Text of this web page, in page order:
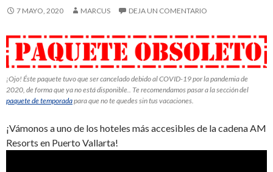
7 MAYO, 2020 MARCUS DEJA UN COMENTARIO
¡Ojo! Éste paquete tuvo que ser cancelado debido al COVID-19 por la pandemia de
2020, de forma que ya no está disponible.. Te recomendamos pasar a la sección del
paquete de temporadapara que no te quedes sin tus vacaciones.
¡Vámonos a uno de los hoteles más accesibles de la cadena AM
Resorts en Puerto Vallarta!